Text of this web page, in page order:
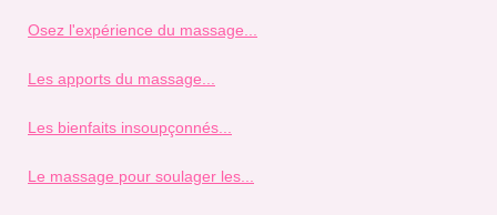
Osez l'expérience du massage...
Les apports du massage...
Les bienfaits insoupçonnés...
Le massage pour soulager les...